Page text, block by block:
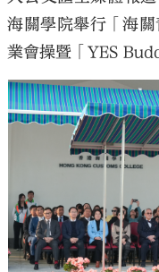
海關學院舉行「海
業會操暨「YES